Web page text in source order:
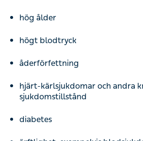
hög ålder
högt blodtryck
åderförfettning
hjärt-kärlsjukdomar och andra
sjukdomstillstånd
diabetes